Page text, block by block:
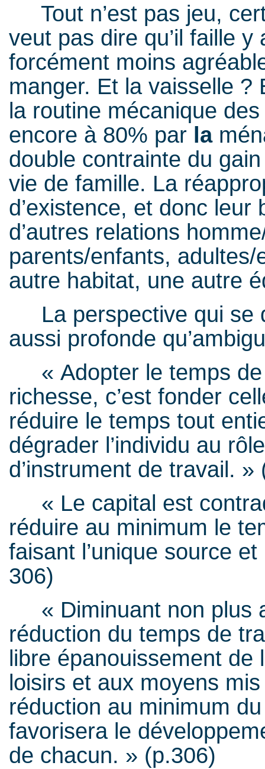
Tout n’est pas jeu,
veut pas dire qu’il faille
forcément moins
manger. Et la vaisselle ?
la routine mécanique
encore à 80% par la
double contrainte du
vie de famille. La
d’existence, et donc
d’autres relations
parents/enfants,
autre habitat, une autre
La perspective qui se
aussi profonde
« Adopter le temps de
richesse, c’est fonder
réduire le temps tout
dégrader l’individu au
d’instrument de travail. »
« Le capital est
réduire au minimum le
faisant l’unique source
306)
« Diminuant non plus
réduction du temps de
libre épanouissement de
loisirs et aux moyens
réduction au minimum
favorisera le
de chacun. » (p.306)